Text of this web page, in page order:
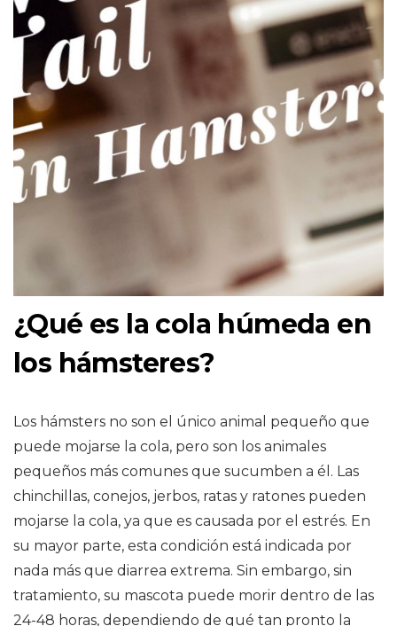
¿Qué es la cola húmeda en
los hámsteres?
Los hámsters no son el único animal pequeño que
puede mojarse la cola, pero son los animales
pequeños más comunes que sucumben a él. Las
chinchillas, conejos, jerbos, ratas y ratones pueden
mojarse la cola, ya que es causada por el estrés. En
su mayor parte, esta condición está indicada por
nada más que diarrea extrema. Sin embargo, sin
tratamiento, su mascota puede morir dentro de las
24-48 horas, dependiendo de qué tan pronto la